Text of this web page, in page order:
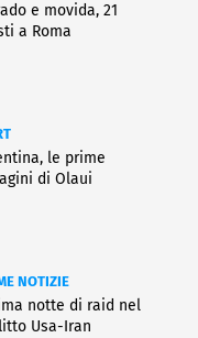
e movida, 21
a Roma
le prime
di Olaui
NOTIZIE
notte di raid nel
Usa-Iran